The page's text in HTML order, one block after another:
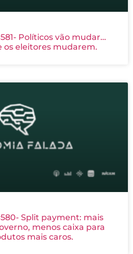
Políticos vão mudar…
os eleitores mudarem.
Split payment: mais
menos caixa para
mais caros.